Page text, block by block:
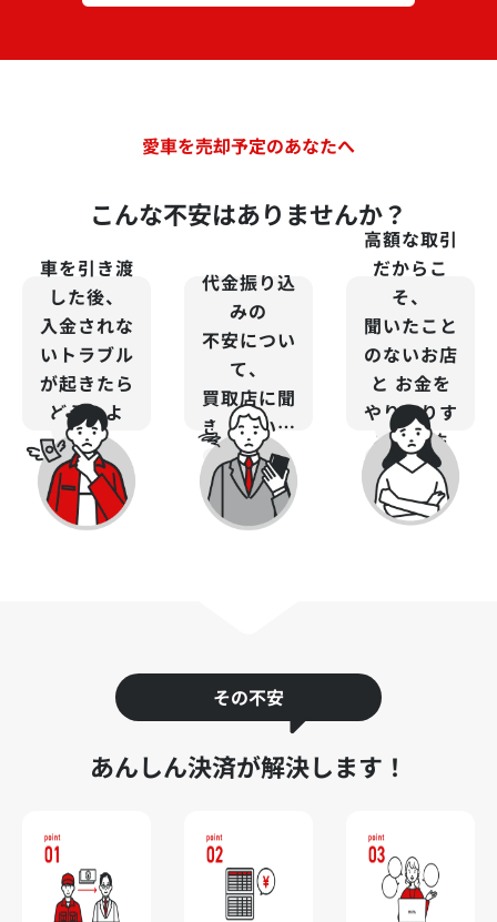
愛車を売却予定のあなたへ
こんな不安はありませんか？
車を引き渡
した後、
入金されな
いトラブル
が起きたら
どうしよ
う…
代金振り込
みの
不安につい
て、
買取店に聞
きづらい…
高額な取引
だからこ
そ、
聞いたこと
のないお店
と お金を
やりとりす
るのが怖
い...
その不安
あんしん決済が解決します！